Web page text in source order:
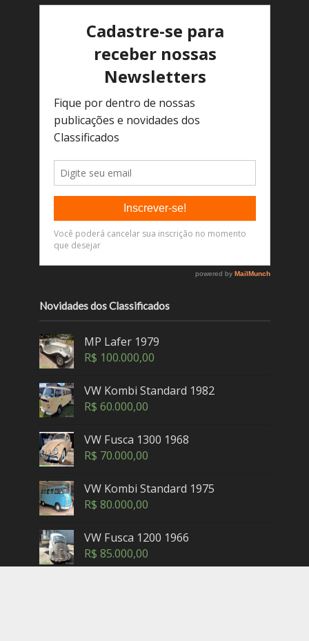
Novidades dos Classificados
MP Lafer 1979
R$ 100.000,00
VW Kombi Standard 1982
R$ 60.000,00
VW Fusca 1300 1968
R$ 70.000,00
VW Kombi Standard 1975
R$ 80.000,00
VW Fusca 1200 1966
R$ 85.000,00